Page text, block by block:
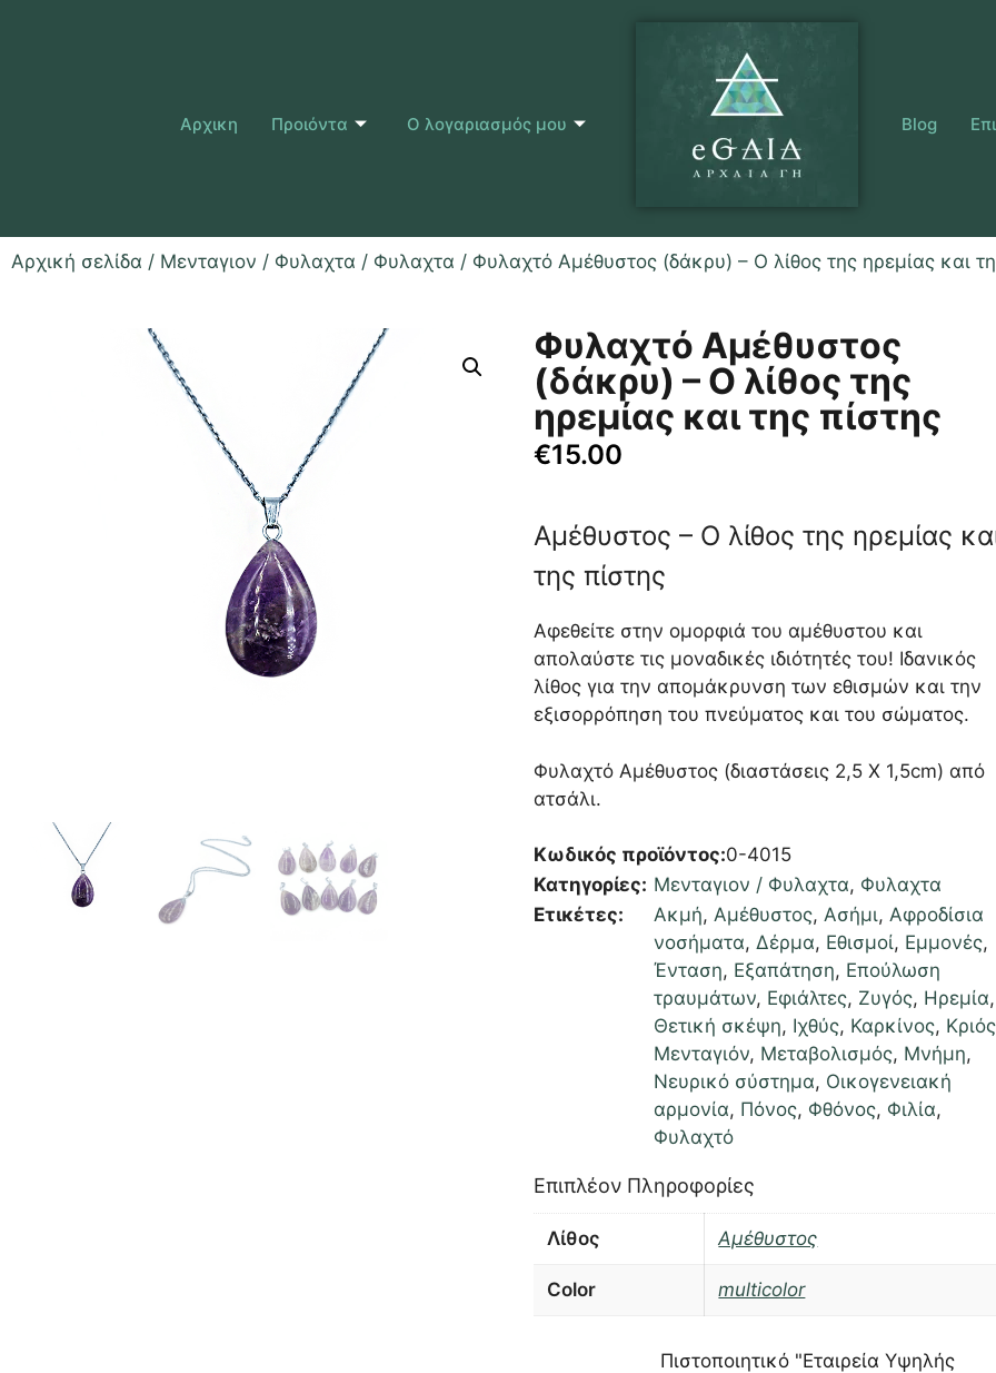
Αρχικη Προιόντα Ο λογαριασμός μου Blog
Αρχική σελίδα / Μενταγιον / Φυλαχτα / Φυλαχτα / Φυλαχτό Αμέθυστος (δάκρυ) – Ο λίθος της ηρεμίας και
Φυλαχτό Αμέθυστος
(δάκρυ) – Ο λίθος της
ηρεμίας και της πίστης
€15.00
Αμέθυστος – Ο λίθος της ηρεμίας
της πίστης
Αφεθείτε στην ομορφιά του αμέθυστου και
απολαύστε τις μοναδικές ιδιότητές του! Ιδανικός
λίθος για την απομάκρυνση των εθισμών και την
εξισορρόπηση του πνεύματος και του σώματος.
Φυλαχτό Αμέθυστος (διαστάσεις 2,5 Χ 1,5cm) από
ατσάλι.
Κωδικός προϊόντος:0-4015
Κατηγορίες: Μενταγιον / Φυλαχτα, Φυλαχτα
Ετικέτες:
Ακμή,Αμέθυστος,Ασήμι,Αφροδίσια
νοσήματα,Δέρμα, Εθισμοί, Εμμονές,
Ένταση, Εξαπάτηση, Επούλωση
τραυμάτων, Εφιάλτες, Ζυγός, Ηρεμία,
Θετική σκέψη, Ιχθύς, Καρκίνος, Κριός
Μενταγιόν, Μεταβολισμός, Μνήμη,
Νευρικό σύστημα, Οικογενειακή
αρμονία, Πόνος, Φθόνος, Φιλία,
Φυλαχτό
Επιπλέον Πληροφορίες
Λίθος Αμέθυστος
Color multicolor
Πιστοποιητικό "Εταιρεία Υψηλής